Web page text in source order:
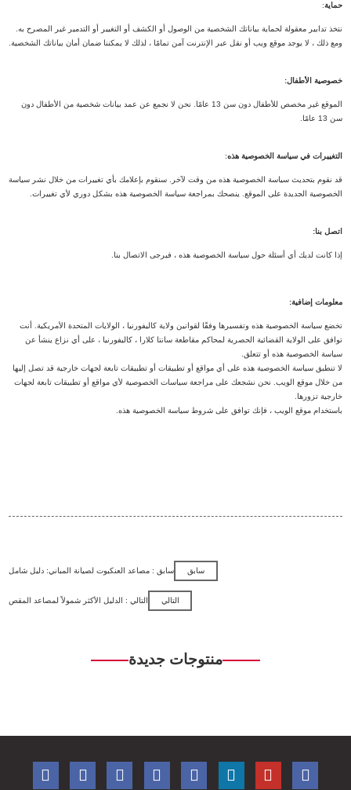
حماية:
نتخذ تدابير معقولة لحماية بياناتك الشخصية من الوصول أو الكشف أو التغيير أو التدمير غير المصرح به.
ومع ذلك ، لا يوجد موقع ويب أو نقل عبر الإنترنت آمن تمامًا ، لذلك لا يمكننا ضمان أمان بياناتك الشخصية.
خصوصية الأطفال:
الموقع غير مخصص للأطفال دون سن 13 عامًا. نحن لا نجمع عن عمد بيانات شخصية من الأطفال دون
سن 13 عامًا.
التغييرات في سياسة الخصوصية هذه:
قد نقوم بتحديث سياسة الخصوصية هذه من وقت لآخر. سنقوم بإعلامك بأي تغييرات من خلال نشر سياسة
الخصوصية الجديدة على الموقع. ينصحك بمراجعة سياسة الخصوصية هذه بشكل دوري لأي تغييرات.
اتصل بنا:
إذا كانت لديك أي أسئلة حول سياسة الخصوصية هذه ، فيرجى الاتصال بنا.
معلومات إضافية:
تخضع سياسة الخصوصية هذه وتفسيرها وفقًا لقوانين ولاية كاليفورنيا ، الولايات المتحدة الأمريكية. أنت
توافق على الولاية القضائية الحصرية لمحاكم مقاطعة سانتا كلارا ، كاليفورنيا ، على أي نزاع ينشأ عن
سياسة الخصوصية هذه أو تتعلق.
لا تنطبق سياسة الخصوصية هذه على أي مواقع أو تطبيقات أو تطبيقات تابعة لجهات خارجية قد تصل إليها
من خلال موقع الويب. نحن نشجعك على مراجعة سياسات الخصوصية لأي مواقع أو تطبيقات تابعة لجهات
خارجية تزورها.
باستخدام موقع الويب ، فإنك توافق على شروط سياسة الخصوصية هذه.
سابق سابق : مصاعد العنكبوت لصيانة المباني: دليل شامل
التالي التالي : الدليل الأكثر شمولاً لمصاعد المقص
منتوجات جديدة